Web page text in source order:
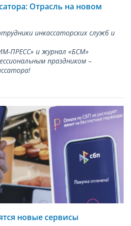
Отрасль на новом
инкассаторских служб и
ПРЕСС» и журнал «БСМ»
праздником –
новые сервисы